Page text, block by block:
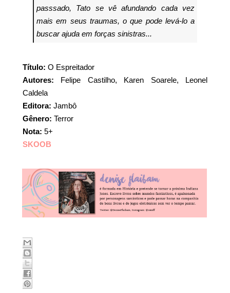
passsado, Tato se vê afundando cada vez
mais em seus traumas, o que pode levá-lo a
buscar ajuda em forças sinistras...
Título: O Espreitador
Autores: Felipe Castilho, Karen Soarele, Leonel
Caldela
Editora: Jambô
Gênero: Terror
Nota: 5+
SKOOB